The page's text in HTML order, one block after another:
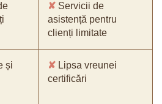
✘ Servicii de
asistență pentru
clienți limitate
și
✘ Lipsa vreunei
certificări